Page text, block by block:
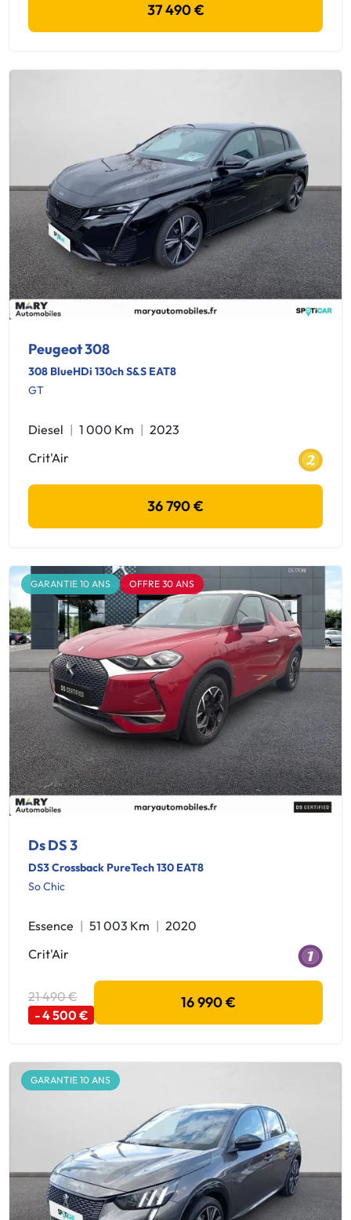
37 490 €
Peugeot 308
308 BlueHDi 130ch S&S EAT8
GT
Diesel 1 000 Km
2023
Crit'Air
36 790 €
GARANTIE 10 ANS OFFRE 30 ANS
Ds DS 3
DS3 Crossback PureTech 130 EAT8
So Chic
Essence 51 003 Km
2020
Crit'Air
21 490 €
- 4 500 €
16 990 €
GARANTIE 10 ANS